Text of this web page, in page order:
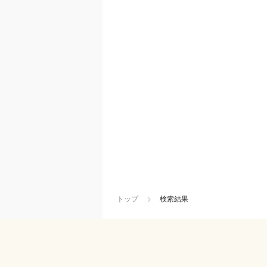
トップ 検索結果